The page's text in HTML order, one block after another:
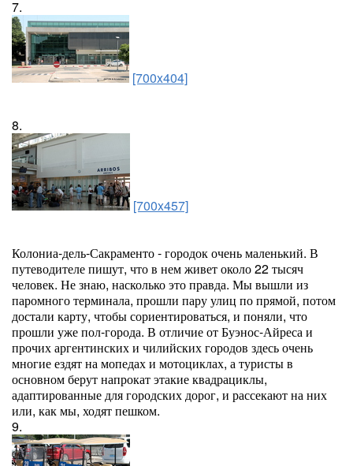
7.
[700x404]
8.
[700x457]
Колониа-дель-Сакраменто - городок очень маленький. В
путеводителе пишут, что в нем живет около 22 тысяч
человек. Не знаю, насколько это правда. Мы вышли из
паромного терминала, прошли пару улиц по прямой, потом
достали карту, чтобы сориентироваться, и поняли, что
прошли уже пол-города. В отличие от Буэнос-Айреса и
прочих аргентинских и чилийских городов здесь очень
многие ездят на мопедах и мотоциклах, а туристы в
основном берут напрокат этакие квадрациклы,
адаптированные для городских дорог, и рассекают на них
или, как мы, ходят пешком.
9.